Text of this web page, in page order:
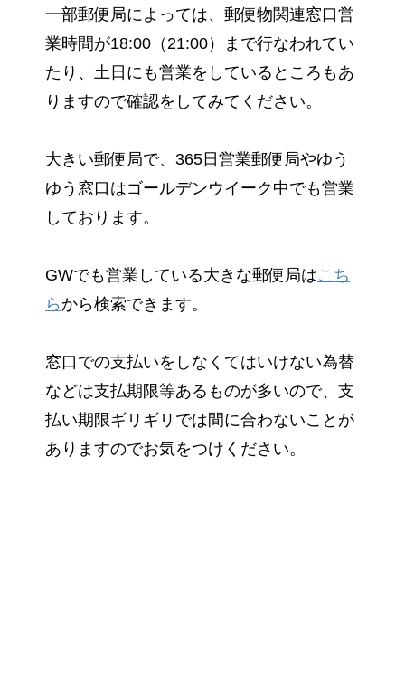
一部郵便局によっては、郵便物関連窓口営
業時間が18:00（21:00）まで行なわれてい
たり、土日にも営業をしているところもあ
りますので確認をしてみてください。
大きい郵便局で、365日営業郵便局やゆう
ゆう窓口はゴールデンウイーク中でも営業
しております。
GWでも営業している大きな郵便局はこち
らから検索できます。
窓口での支払いをしなくてはいけない為替
などは支払期限等あるものが多いので、支
払い期限ギリギリでは間に合わないことが
ありますのでお気をつけください。